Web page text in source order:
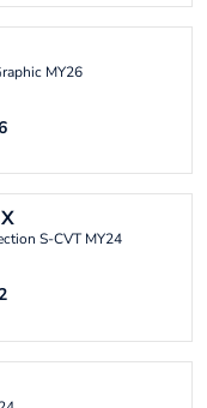
MY26
S-CVT MY24